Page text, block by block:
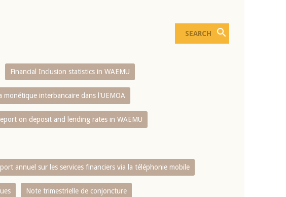
Financial Inclusion statistics in WAEMU
monétique interbancaire dans l'UEMOA
on deposit and lending rates in WAEMU
annuel sur les services financiers via la téléphonie mobile
Note trimestrielle de conjoncture